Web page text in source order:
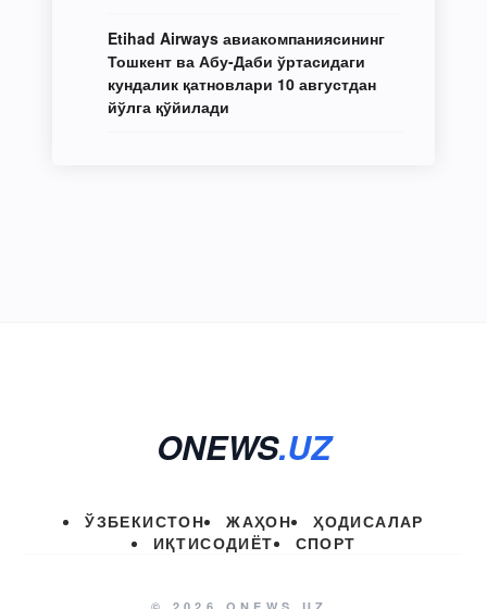
Etihad Airways авиакомпаниясининг
Тошкент ва Абу-Даби ўртасидаги
кундалик қатновлари 10 августдан
йўлга қўйилади
ONEWS.UZ
ЎЗБЕКИСТОН ЖАҲОН
ҲОДИСАЛАР
ИҚТИСОДИЁТ
СПОРТ